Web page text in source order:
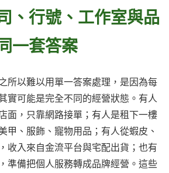
、行號、工作室與品
一套答案
所以難以用單一答案處理，是因為每
實可能是完全不同的經營狀態。有人
面，只靠網路接單；有人是租下一樓
甲、服飾、寵物用品；有人從蝦皮、
收入來自金流平台與宅配出貨；也有
準備把個人服務轉成品牌經營。這些